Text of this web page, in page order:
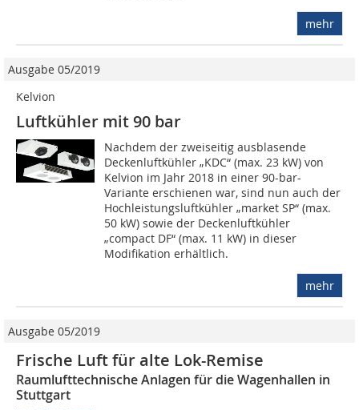
mehr
Ausgabe 05/2019
Kelvion
Luftkühler mit 90 bar
Nachdem der zweiseitig ausblasende
Deckenluftkühler „KDC“ (max. 23 kW) von
Kelvion im Jahr 2018 in einer 90-bar-
Variante erschienen war, sind nun auch der
Hochleistungsluftkühler „market SP“ (max.
50 kW) sowie der Deckenluftkühler
„compact DF“ (max. 11 kW) in dieser
Modifikation erhältlich.
mehr
Ausgabe 05/2019
Frische Luft für alte Lok-Remise
Raumlufttechnische Anlagen für die Wagenhallen in
Stuttgart